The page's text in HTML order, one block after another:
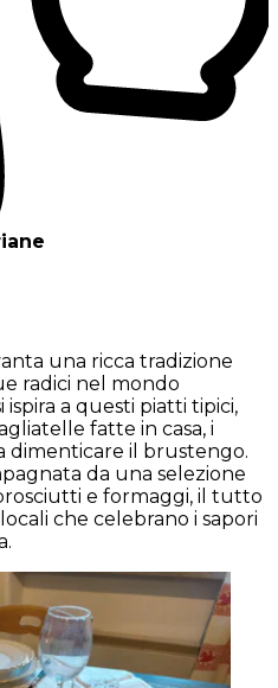
una ricca tradizione
radici nel mondo
ispira a questi piatti tipici,
fatte in casa, i
dimenticare il brustengo.
da una selezione
e formaggi, il tutto
che celebrano i sapori